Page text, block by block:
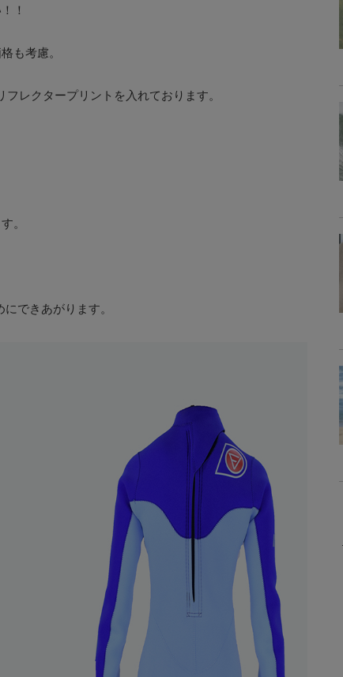
！
も考慮。
レクタープリントを入れております。
。
できあがります。